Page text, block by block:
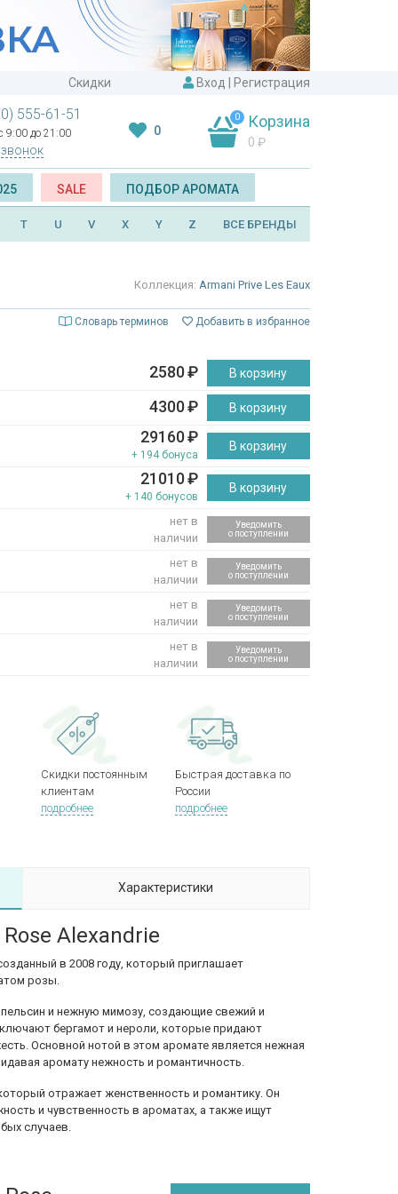
Скидки Вход Регистрация
555-61-51
9:00 до 21:00 0
0 Корзина
0 ₽
SALE ПОДБОР АРОМАТА
T U V X Y Z ВСЕ БРЕНДЫ
Коллекция: Armani Prive Les Eaux
Словарь терминов Добавить в избранное
2580₽ В корзину
4300₽ В корзину
29160₽
+ 194 бонуса
В корзину
21010₽
+ 140 бонусов
В корзину
нет в
наличии
Уведомить
о поступлении
нет в
наличии
Уведомить
о поступлении
нет в
наличии
Уведомить
о поступлении
нет в
наличии
Уведомить
о поступлении
Скидки постоянным
клиентам
подробнее
Быстрая доставка по
России
подробнее
Характеристики
Alexandrie
в 2008 году, который приглашает
розы.
и нежную мимозу, создающие свежий и
бергамот и нероли, которые придают
Основной нотой в этом аромате является нежная
аромату нежность и романтичность.
отражает женственность и романтику. Он
и чувственность в ароматах, а также ищут
случаев.